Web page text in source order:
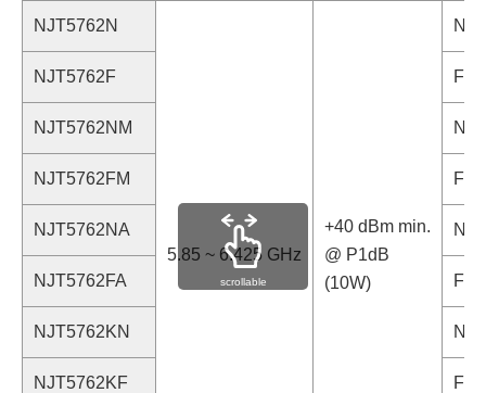
NJT5762N
5.85 ~ 6.425 GHz
+40 dBm min.
@ P1dB
(10W)
N
NJT5762F F
NJT5762NM N
NJT5762FM F
NJT5762NA N
NJT5762FA F
NJT5762KN N
NJT5762KF F
scrollable